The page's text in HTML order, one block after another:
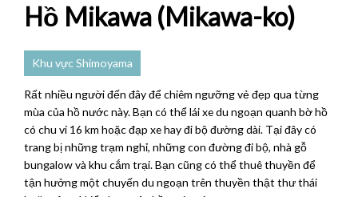
Hồ Mikawa (Mikawa-ko)
Khu vực Shimoyama
Rất nhiều người đến đây để chiêm ngưỡng vẻ đẹp qua từng
mùa của hồ nước này. Bạn có thể lái xe du ngoạn quanh bờ hồ
có chu vi 16 km hoặc đạp xe hay đi bộ đường dài. Tại đây có
trang bị những trạm nghỉ, những con đường đi bộ, nhà gỗ
bungalow và khu cắm trại. Bạn cũng có thể thuê thuyền để
tận hưởng một chuyến du ngoạn trên thuyền thật thư thái